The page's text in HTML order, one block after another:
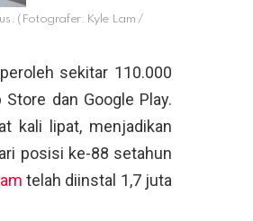
(Fotografer: Kyle Lam /
sekitar 110.000
dan Google Play.
kali lipat, menjadikan
posisi ke-88 setahun
telah diinstal 1,7 juta